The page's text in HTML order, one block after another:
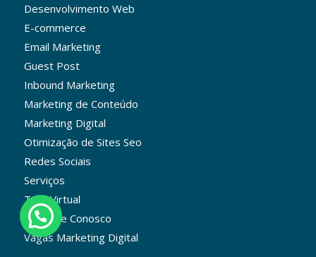
Desenvolvimento Web
E-commerce
Email Marketing
Guest Post
Inbound Marketing
Marketing de Conteúdo
Marketing Digital
Otimização de Sites Seo
Redes Sociais
Serviços
Tour Virtual
Trabalhe Conosco
Vagas Marketing Digital